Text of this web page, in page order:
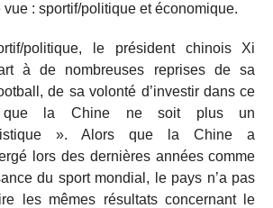
: sportif/politique et économique.
politique, le président chinois Xi
à de nombreuses reprises de sa
de sa volonté d’investir dans ce
que la Chine ne soit plus un
». Alors que la Chine a
lors des dernières années comme
du sport mondial, le pays n’a pas
les mêmes résultats concernant le